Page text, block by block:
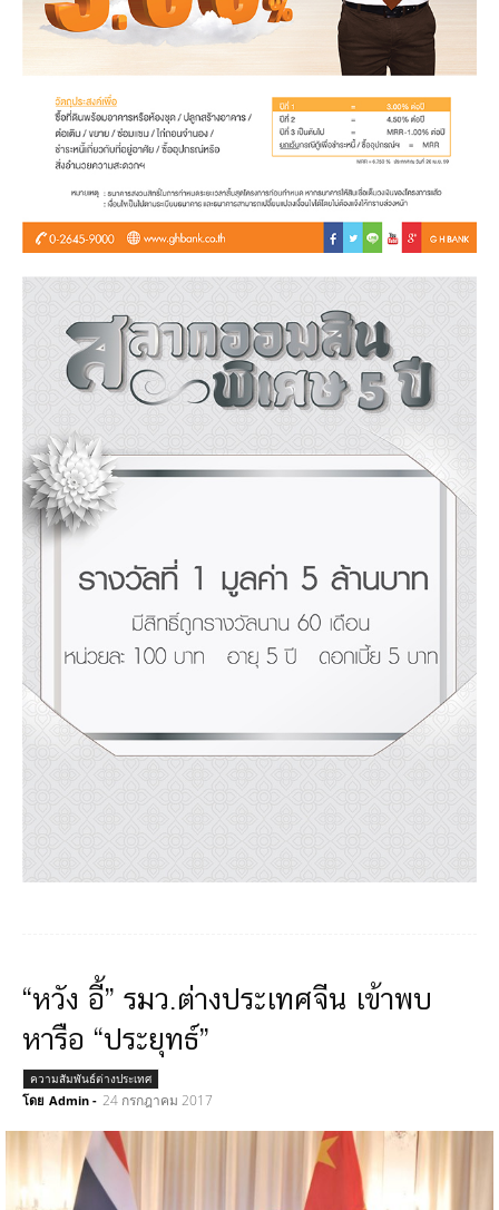
“หวัง อี้” รมว.ต่างประเทศจีน เข้าพบ
หารือ “ประยุทธ์”
ความสัมพันธ์ต่างประเทศ
โดย Admin - 24 กรกฎาคม 2017